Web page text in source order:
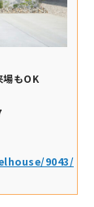
場もOK
9043/